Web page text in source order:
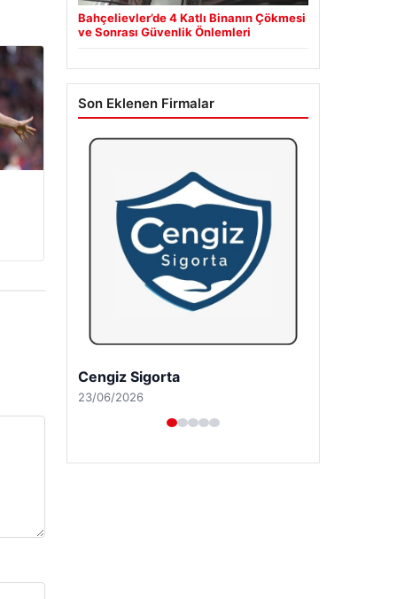
Bahçelievler’de 4 Katlı Binanın Çökmesi
ve Sonrası Güvenlik Önlemleri
Son Eklenen Firmalar
Hastaş Beton
26/05/2026